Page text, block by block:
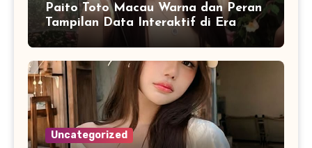
Paito Toto Macau Warna dan Peran
Tampilan Data Interaktif di Era
Informasi Digital Modern
Uncategorized